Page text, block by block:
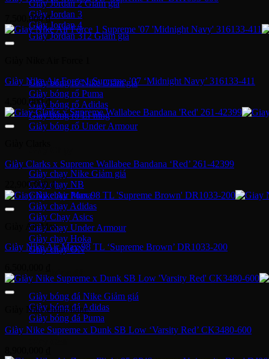
Giày Jordan 2
Giày Jordan 3
Giày Jordan 4
Giày Jordan 312
Giày bóng rổ Nike
Giày bóng rổ Puma
Giày bóng rổ Adidas
Giày bóng rổ Li-ning
Giày bóng rổ Under Armour
Giày chạy Nike
Giày chạy NB
Giày chạy Puma
Giày chạy Adidas
Giày Chạy Asics
Giày chạy Under Armour
Giày chạy Hoka
Giày chạy ON
Giày bóng đá
Giày bóng đá Nike
Giày bóng đá Adidas
Giày bóng đá Puma
7,500,000₫
Giày Nike Air Force 1 Supreme ’07 ‘Midnight Navy’ 316133-411
4,500,000₫
Giày Clarks x Supreme Wallabee Bandana ‘Red’ 261-42399
22,900,000₫
Giày Air Max
Giày Nike Air Max 98 TL ‘Supreme Brown’ DR1033-200
Giày Nike chính hãng
Giày Nike Supreme x Dunk SB Low ‘Varsity Red’ CK3480-600